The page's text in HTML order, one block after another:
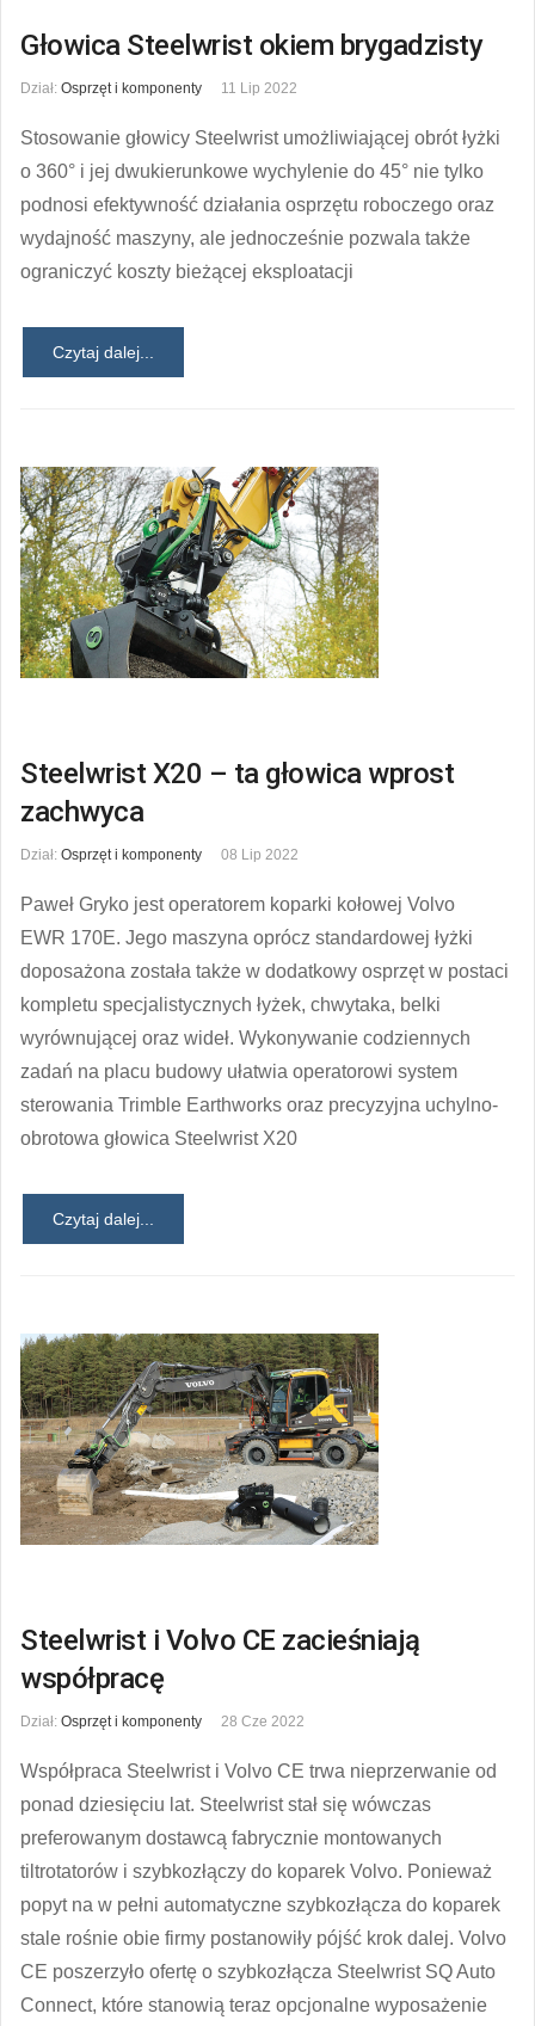
Głowica Steelwrist okiem brygadzisty
Dział: Osprzęt i komponenty 11 Lip 2022
Stosowanie głowicy Steelwrist umożliwiającej obrót łyżki
o 360° i jej dwukierunkowe wychylenie do 45° nie tylko
podnosi efektywność działania osprzętu roboczego oraz
wydajność maszyny, ale jednocześnie pozwala także
ograniczyć koszty bieżącej eksploatacji
Czytaj dalej...
Steelwrist X20 – ta głowica wprost
zachwyca
Dział: Osprzęt i komponenty 08 Lip 2022
Paweł Gryko jest operatorem koparki kołowej Volvo
EWR 170E. Jego maszyna oprócz standardowej łyżki
doposażona została także w dodatkowy osprzęt w postaci
kompletu specjalistycznych łyżek, chwytaka, belki
wyrównującej oraz wideł. Wykonywanie codziennych
zadań na placu budowy ułatwia operatorowi system
sterowania Trimble Earthworks oraz precyzyjna uchylno-
obrotowa głowica Steelwrist X20
Czytaj dalej...
Steelwrist i Volvo CE zacieśniają
współpracę
Dział: Osprzęt i komponenty 28 Cze 2022
Współpraca Steelwrist i Volvo CE trwa nieprzerwanie od
ponad dziesięciu lat. Steelwrist stał się wówczas
preferowanym dostawcą fabrycznie montowanych
tiltrotatorów i szybkozłączy do koparek Volvo. Ponieważ
popyt na w pełni automatyczne szybkozłącza do koparek
stale rośnie obie firmy postanowiły pójść krok dalej. Volvo
CE poszerzyło ofertę o szybkozłącza Steelwrist SQ Auto
Connect, które stanowią teraz opcjonalne wyposażenie